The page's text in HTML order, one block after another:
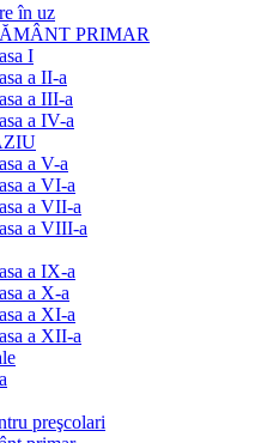
în uz
PRIMAR
I
a II-a
a III-a
a IV-a
a V-a
a VI-a
a VII-a
a VIII-a
a IX-a
a X-a
a XI-a
a XII-a
preşcolari